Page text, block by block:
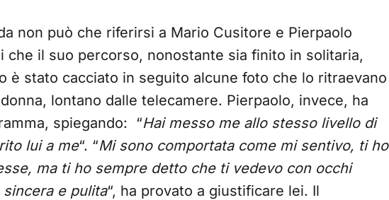
non può che riferirsi a Mario Cusitore e Pierpaolo
che il suo percorso, nonostante sia finito in solitaria,
è stato cacciato in seguito alcune foto che lo ritraevano
lontano dalle telecamere. Pierpaolo, invece, ha
spiegando: “Hai messo me allo stesso livello di
lui a me“. “Mi sono comportata come mi sentivo, ti ho
ma ti ho sempre detto che ti vedevo con occhi
e pulita“, ha provato a giustificare lei. Il